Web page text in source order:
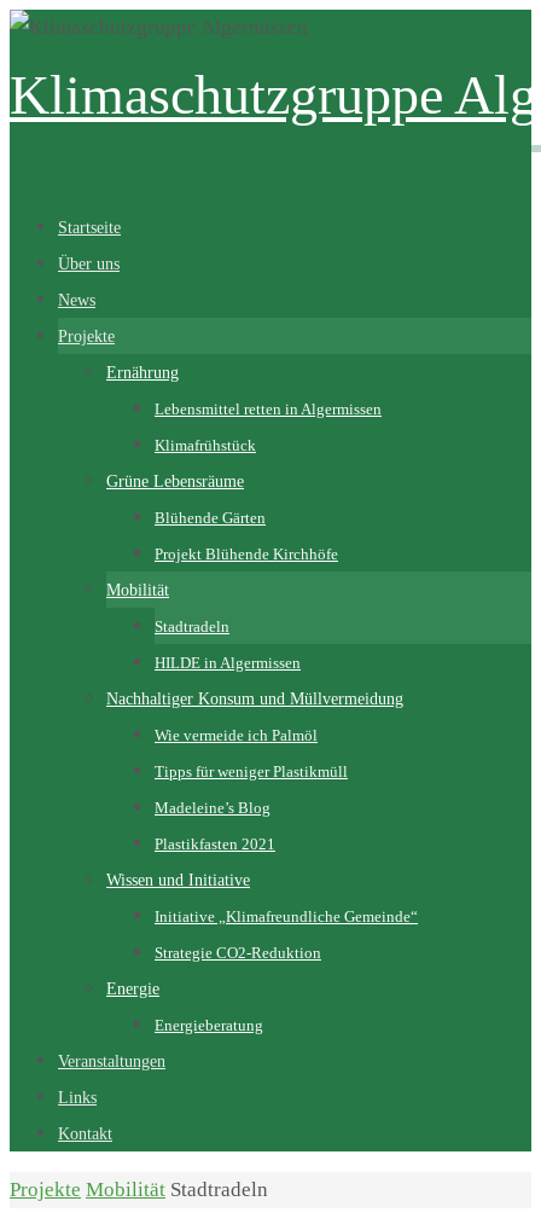
Zum
springen
Klimaschutzgruppe
Zum
Inhalt
springen
Startseite
Über uns
News
Projekte
Ernährung
Lebensmittel retten in Algermissen
Klimafrühstück
Grüne Lebensräume
Blühende Gärten
Projekt Blühende Kirchhöfe
Mobilität
Stadtradeln
HILDE in Algermissen
Nachhaltiger Konsum und Müllvermeidung
Wie vermeide ich Palmöl
Tipps für weniger Plastikmüll
Madeleine’s Blog
Plastikfasten 2021
Wissen und Initiative
Initiative „Klimafreundliche Gemeinde“
Strategie CO2-Reduktion
Energie
Energieberatung
Veranstaltungen
Links
Kontakt
Start
Projekte Mobilität Stadtradeln